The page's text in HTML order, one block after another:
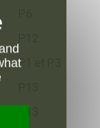
P.1 et P.3